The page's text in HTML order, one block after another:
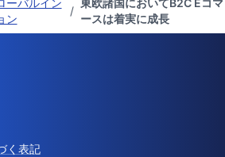
ーバルイン
ン
/
東欧諸国においてB2C Eコマ
ースは着実に成長
く表記